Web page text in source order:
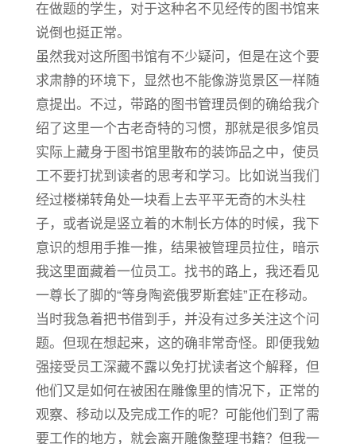
在做题的学生，对于这种名不见经传的图书馆来
说倒也挺正常。
虽然我对这所图书馆有不少疑问，但是在这个要
求肃静的环境下，显然也不能像游览景区一样随
意提出。不过，带路的图书管理员倒的确给我介
绍了这里一个古老奇特的习惯，那就是很多馆员
实际上藏身于图书馆里散布的装饰品之中，使员
工不要打扰到读者的思考和学习。比如说当我们
经过楼梯转角处一块看上去平平无奇的木头柱
子，或者说是竖立着的木制长方体的时候，我下
意识的想用手推一推，结果被管理员拉住，暗示
我这里面藏着一位员工。找书的路上，我还看见
一尊长了脚的“等身陶瓷俄罗斯套娃”正在移动。
当时我急着把书借到手，并没有过多关注这个问
题。但现在想起来，这的确非常奇怪。即便我勉
强接受员工深藏不露以免打扰读者这个解释，但
他们又是如何在被困在雕像里的情况下，正常的
观察、移动以及完成工作的呢？可能他们到了需
要工作的地方，就会离开雕像整理书籍？但我一